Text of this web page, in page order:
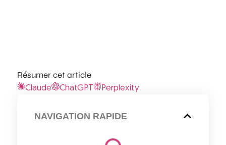
Résumer cet article
Claude ChatGPT Perplexity
NAVIGATION RAPIDE